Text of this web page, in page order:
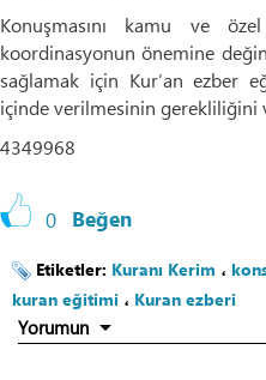
Konuşmasını kamu ve
koordinasyonun önemine
sağlamak için Kur’an ezber
içinde verilmesinin gerekliliğini
4349968
0 Beğen
Etiketler: Kuranı Kerim ،
kuran eğitimi ، Kuran ezberi
Yorumun